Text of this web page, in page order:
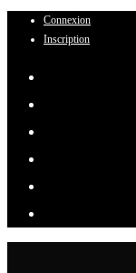
Skip
content
Connexion
Inscription